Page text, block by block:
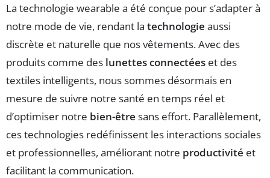
La technologie wearable a été conçue pour s’adapter à
notre mode de vie, rendant la technologie aussi
discrète et naturelle que nos vêtements. Avec des
produits comme des lunettes connectées et des
textiles intelligents, nous sommes désormais en
mesure de suivre notre santé en temps réel et
d’optimiser notre bien-être sans effort. Parallèlement,
ces technologies redéfinissent les interactions sociales
et professionnelles, améliorant notre productivité et
facilitant la communication.